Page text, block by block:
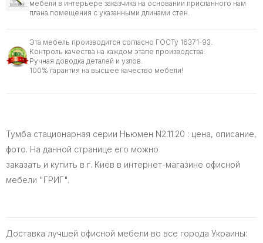
мебели в интерьере заказчика на основании присланного нам
плана помещения с указанными длинами стен.
Эта мебель производится согласно ГОСТу 16371-93.
Контроль качества на каждом этапе производства.
Ручная доводка деталей и узлов.
100% гарантия на высшее качество мебели!
Тумба стационарная серии Ньюмен N2.11.20 : цена, описание,
фото. На данной странице его можно
заказать и купить в г. Киев в интернет-магазине офисной
мебели "ГРИГ".
Доставка лучшей офисной мебели во все города Украины: